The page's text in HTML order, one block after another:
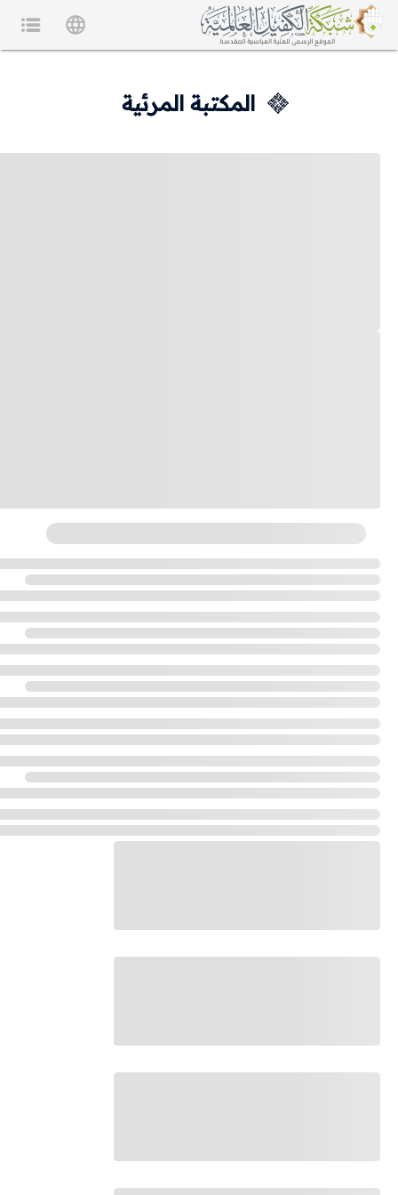
المكتبة المرئية